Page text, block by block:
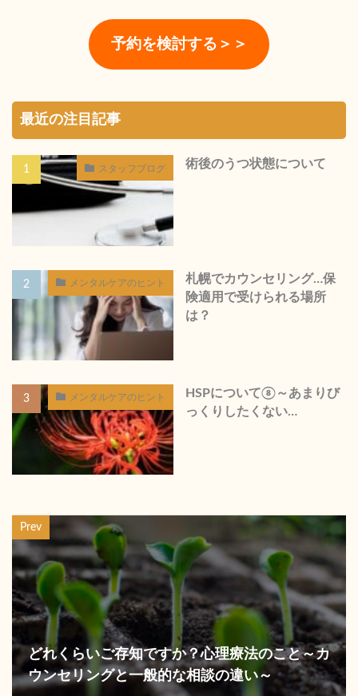
予約を検討する＞＞
最近の注目記事
スタッフブログ 術後のうつ状態について
メンタルケアのヒント
札幌でカウンセリング…保
険適用で受けられる場所
は？
メンタルケアのヒント
HSPについて⑧～あまりび
っくりしたくない…
Prev
どれくらいご存知ですか？心理療法のこと～カ
ウンセリングと一般的な相談の違い～